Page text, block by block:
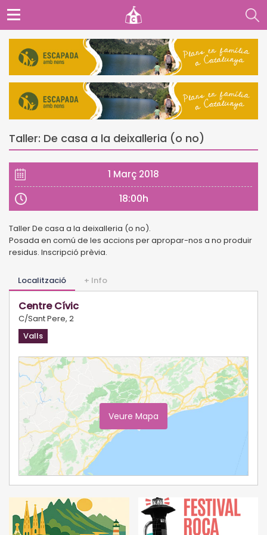
Taller: De casa a la deixalleria (o no)
1 Març 2018
18:00h
Taller De casa a la deixalleria (o no).
Posada en comú de les accions per apropar-nos a no produir
residus. Inscripció prèvia.
Localització + Info
Centre Cívic
C/Sant Pere, 2
Valls
Veure Mapa